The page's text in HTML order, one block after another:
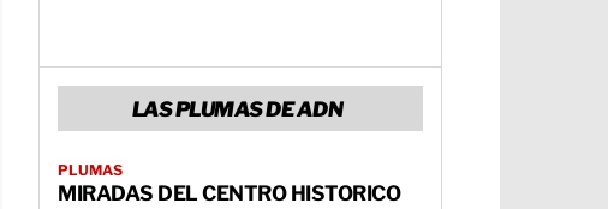
LAS PLUMAS DE ADN
PLUMAS
MIRADAS DEL CENTRO HISTORICO